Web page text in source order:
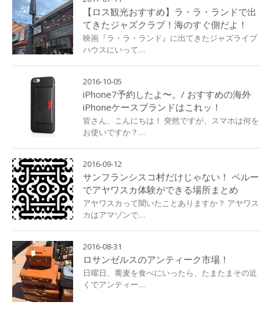
【ロス観光おすすめ】ラ・ラ・ランドで出
てきたジャズクラブ！海のすぐ側だよ！
映画『ラ・ラ・ランド』に出てきたジャズライブ
ハウスにいって…
2016-10-05
iPhone7予約したよ〜。/ おすすめの海外
iPhoneケースブランドはこれッ！
皆さん、こんにちは！ 突然ですが、スマホは何を
お使いですか？…
2016-09-12
サンフランシスコ村だけじゃない！ ペルー
でアヤワスカ体験ができる場所まとめ
アヤワスカって聞いたことありますか？ アヤワス
カはアマゾンで…
2016-08-31
ロサンゼルスのアンティーク市場！
日曜日、蕎麦を食べにいったら、たまたまその近
くでアンティー…